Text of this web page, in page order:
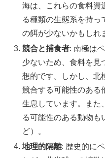
海は、これらの食料資
る種類の生態系を持っ
の餌が少ないかもしれ
競合と捕食者: 南極は
少ないため、食料を見
想的です。しかし、北
競合する可能性のある
生息しています。また
る可能性のある動物も
ど）。
地理的隔離: 歴史的に